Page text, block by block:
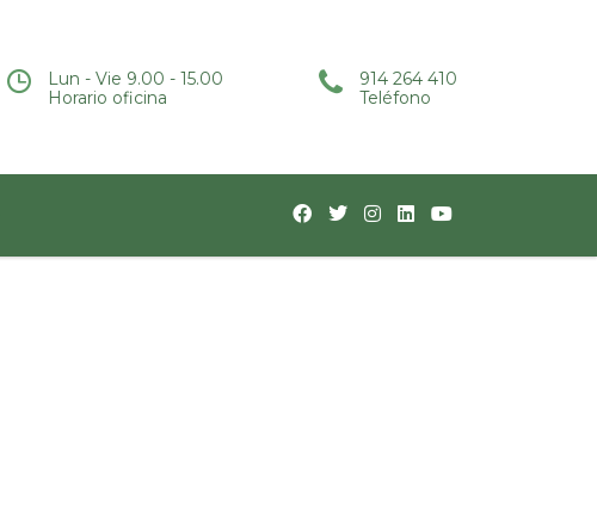
Lun - Vie 9.00 - 15.00
Horario oficina
914 264 410
Teléfono